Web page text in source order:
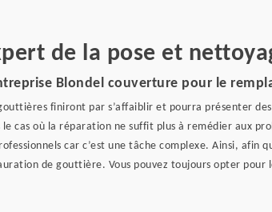
de la pose et
Blondel couverture pour le
finiront par s’affaiblir et pourra présenter
le cas où la réparation ne suffit plus à remédier aux
car c’est une tâche complexe. Ainsi,
de gouttière. Vous pouvez toujours opter